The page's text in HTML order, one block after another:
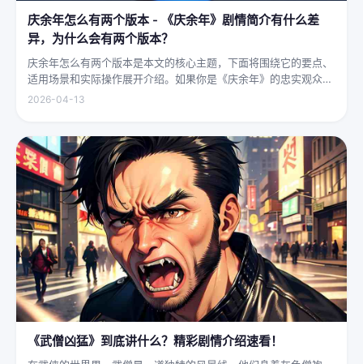
庆余年怎么有两个版本 - 《庆余年》剧情简介有什么差
异，为什么会有两个版本？
庆余年怎么有两个版本是本文的核心主题，下面将围绕它的要点、
适用场景和实际操作展开介绍。如果你是《庆余年》的忠实观众，
可能会发现这部剧在不同视频平台上呈现出两个略有差异的版本，
2026-04-13
《武僧凶猛》到底讲什么？精彩剧情介绍速看！